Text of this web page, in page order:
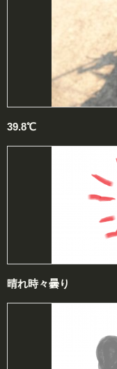
39.8℃
晴れ時々曇り